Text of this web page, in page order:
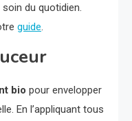
du quotidien.
guide
bio pour envelopper
En l’appliquant tous